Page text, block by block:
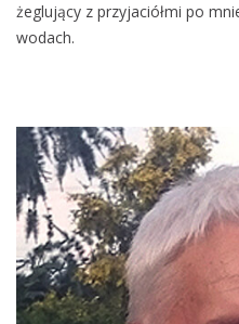
żeglujący z przyjaciółmi po
wodach.